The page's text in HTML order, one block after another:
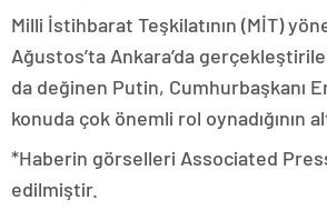
Milli İstihbarat Teşkilatının (MİT)
Ağustos’ta Ankara’da
da değinen Putin, Cumhurbaşkanı
konuda çok önemli rol oynadığının
*Haberin görselleri Associated
edilmiştir.